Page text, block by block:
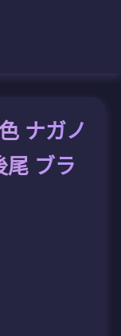
ナガノ
尾 ブラ